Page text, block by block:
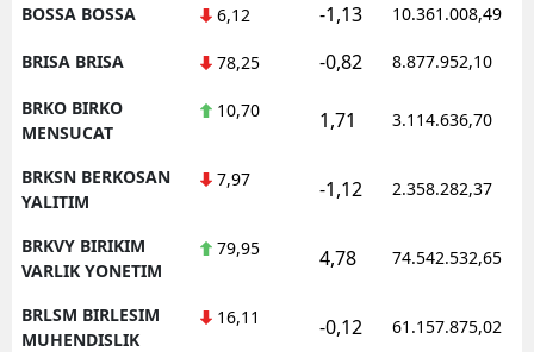
BOSSA BOSSA 6,12 -1,13 10.361.008,49
BRISA BRISA 78,25 -0,82 8.877.952,10
BRKO BIRKO
MENSUCAT
10,70 1,71 3.114.636,70
BRKSN BERKOSAN
YALITIM
7,97 -1,12 2.358.282,37
BRKVY BIRIKIM
VARLIK YONETIM
79,95 4,78 74.542.532,65
BRLSM BIRLESIM
MUHENDISLIK
16,11 -0,12 61.157.875,02